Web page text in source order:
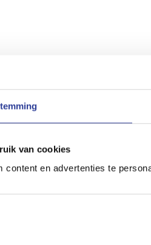
van cookies
content en advertenties te